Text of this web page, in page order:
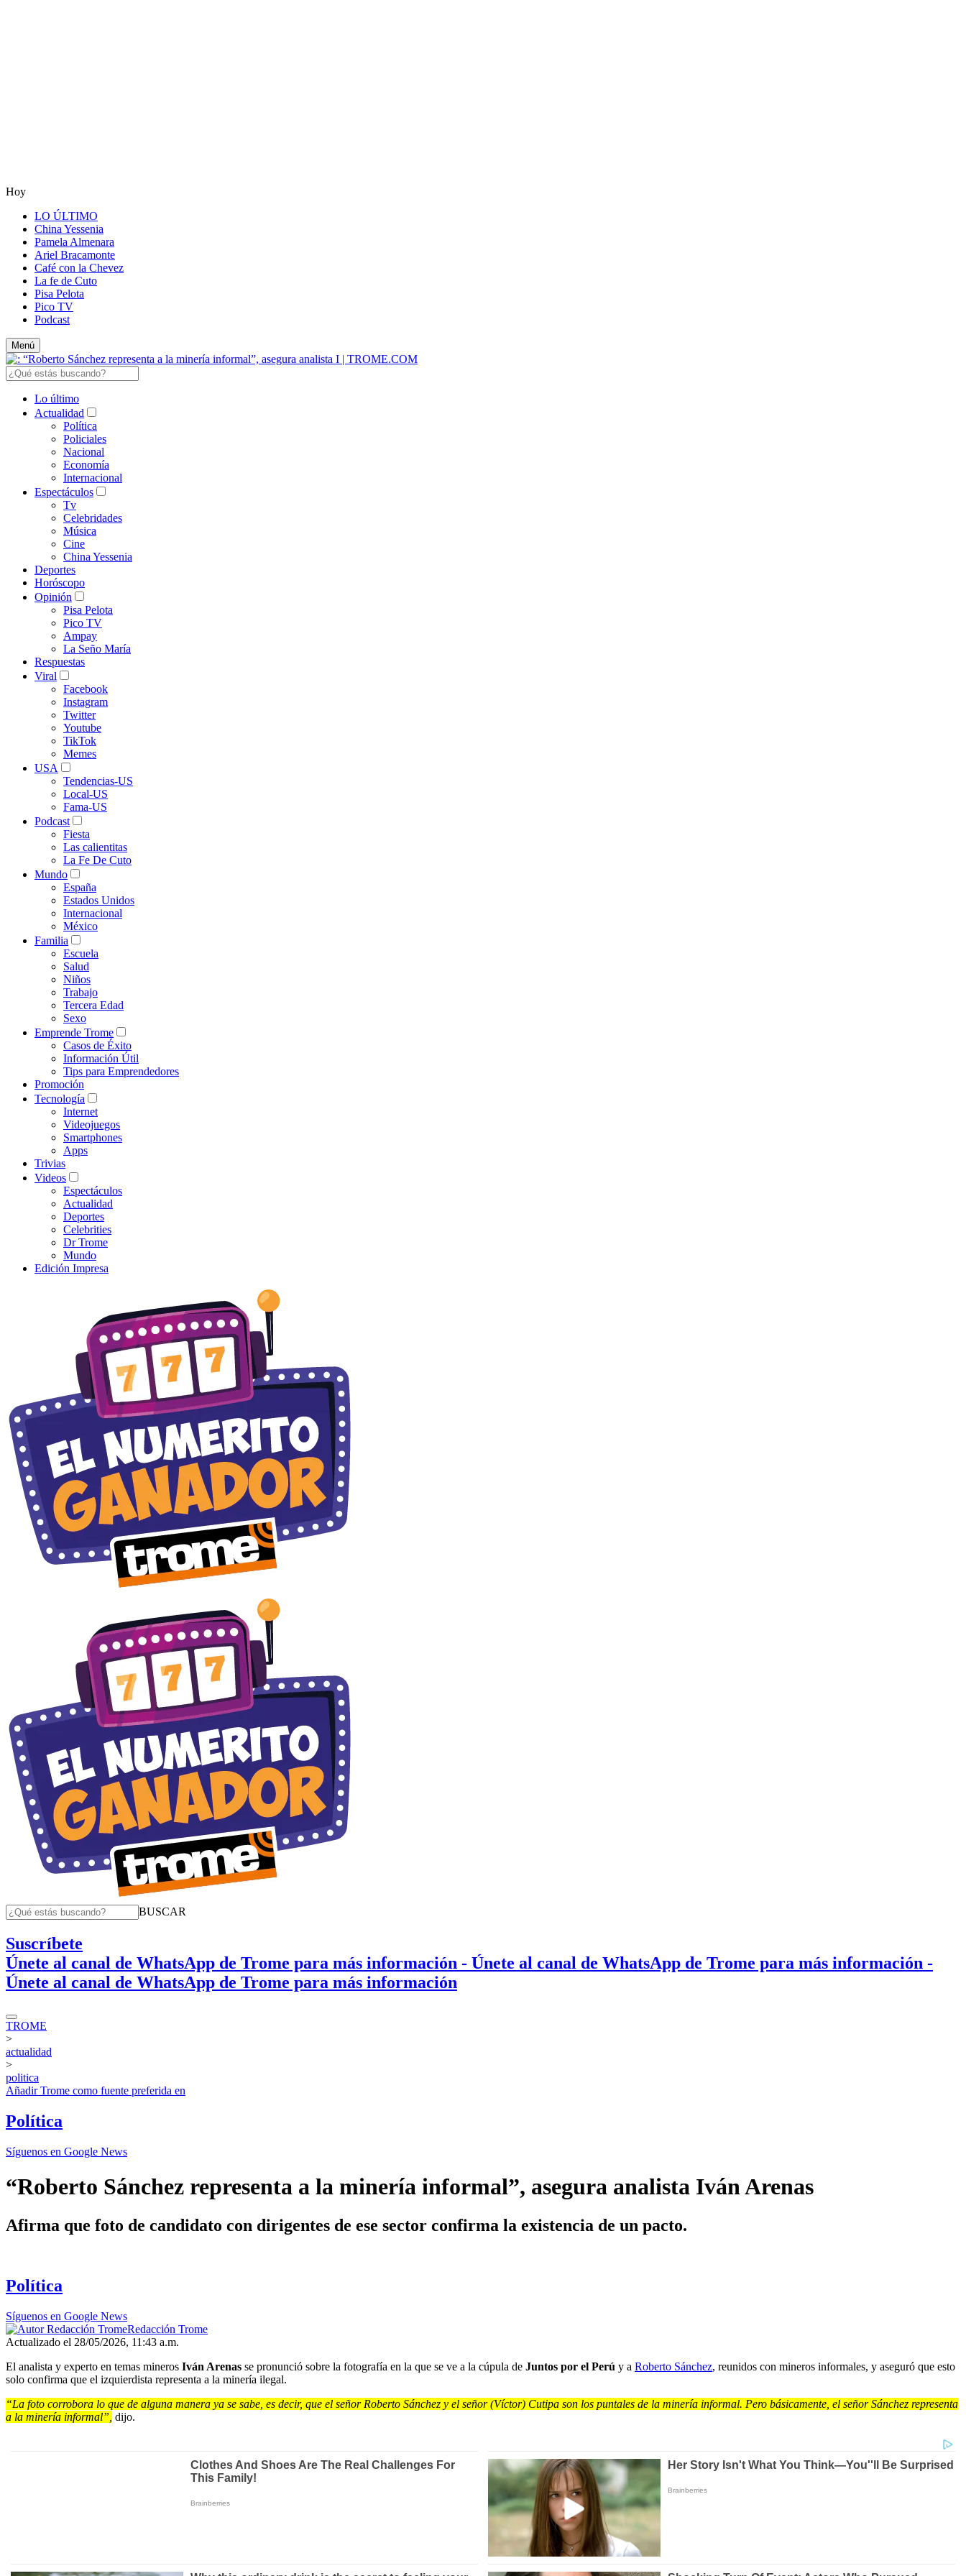
Hoy
LO ÚLTIMO
China Yessenia
Pamela Almenara
Ariel Bracamonte
Café con la Chevez
La fe de Cuto
Pisa Pelota
Pico TV
Podcast
Menú
Lo último
Actualidad
Política
Policiales
Nacional
Economía
Internacional
Espectáculos
Tv
Celebridades
Música
Cine
China Yessenia
Deportes
Horóscopo
Opinión
Pisa Pelota
Pico TV
Ampay
La Seño María
Respuestas
Viral
Facebook
Instagram
Twitter
Youtube
TikTok
Memes
USA
Tendencias-US
Local-US
Fama-US
Podcast
Fiesta
Las calientitas
La Fe De Cuto
Mundo
España
Estados Unidos
Internacional
México
Familia
Escuela
Salud
Niños
Trabajo
Tercera Edad
Sexo
Emprende Trome
Casos de Éxito
Información Útil
Tips para Emprendedores
Promoción
Tecnología
Internet
Videojuegos
Smartphones
Apps
Trivias
Videos
Espectáculos
Actualidad
Deportes
Celebrities
Dr Trome
Mundo
Edición Impresa
BUSCAR
Suscríbete
Únete al canal de WhatsApp de Trome para más información - Únete al canal de WhatsApp de Trome para más información -
Únete al canal de WhatsApp de Trome para más información
TROME
>
actualidad
>
politica
AñadirTrome como fuente preferida en
Política
Síguenos en Google News
“Roberto Sánchez representa a la minería informal”, asegura analista Iván Arenas
Afirma que foto de candidato con dirigentes de ese sector confirma la existencia de un pacto.
Política
Síguenos en Google News
Redacción Trome
Actualizado el 28/05/2026, 11:43 a.m.
El analista y experto en temas mineros Iván Arenas se pronunció sobre la fotografía en la que se ve a la cúpula de Juntos por el Perú y a Roberto Sánchez, reunidos con mineros informales, y aseguró que esto
solo confirma que el izquierdista representa a la minería ilegal.
“La foto corrobora lo que de alguna manera ya se sabe, es decir, que el señor Roberto Sánchez y el señor (Víctor) Cutipa son los puntales de la minería informal. Pero básicamente, el señor Sánchez representa
a la minería informal”, dijo.